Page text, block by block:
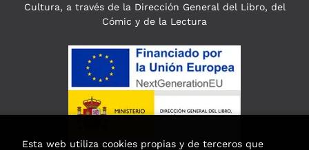
Cultura, a través de la Dirección General del Libro, del
Cómic y de la Lectura
Esta web utiliza cookies propias y de terceros que